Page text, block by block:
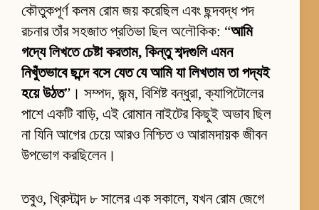
কৌতুকপূর্ণ কলম রোম জয় করেছিল এবং ছন্দবদ্ধ পদ
রচনার তাঁর সহজাত প্রতিভা ছিল অলৌকিক: “আমি
গদ্যে লিখতে চেষ্টা করতাম, কিন্তু শব্দগুলি এমন
নিখুঁতভাবে ছন্দে বসে যেত যে আমি যা লিখতাম তা পদ্যই
হয়ে উঠত”। সম্পদ, জন্ম, বিশিষ্ট বন্ধুরা, ক্যাপিটোলের
পাশে একটি বাড়ি, এই রোমান নাইটের কিছুই অভাব ছিল
না যিনি আগের চেয়ে আরও নিশ্চিত ও আরামদায়ক জীবন
উপভোগ করছিলেন।
তবুও, খ্রিস্টাব্দ ৮ সালের এক সকালে, যখন রোম জেগে